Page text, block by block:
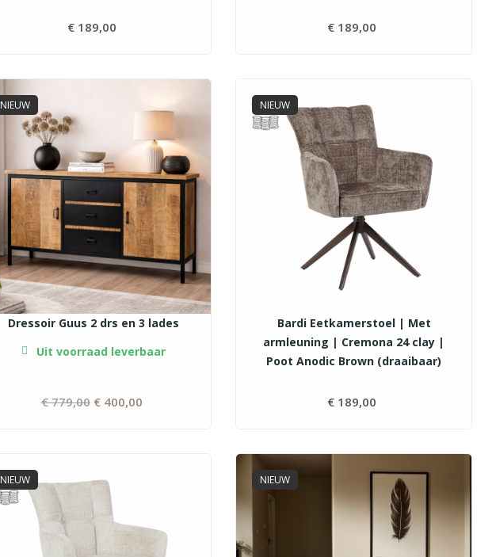
€ 189,00 € 189,00
NIEUW
Dressoir Guus 2 drs en 3 lades
Uit voorraad leverbaar
Normale
€ 779,00 € 400,00
NIEUW
Bardi Eetkamerstoel | Met
armleuning | Cremona 24 clay |
Poot Anodic Brown (draaibaar)
€ 189,00
NIEUW NIEUW